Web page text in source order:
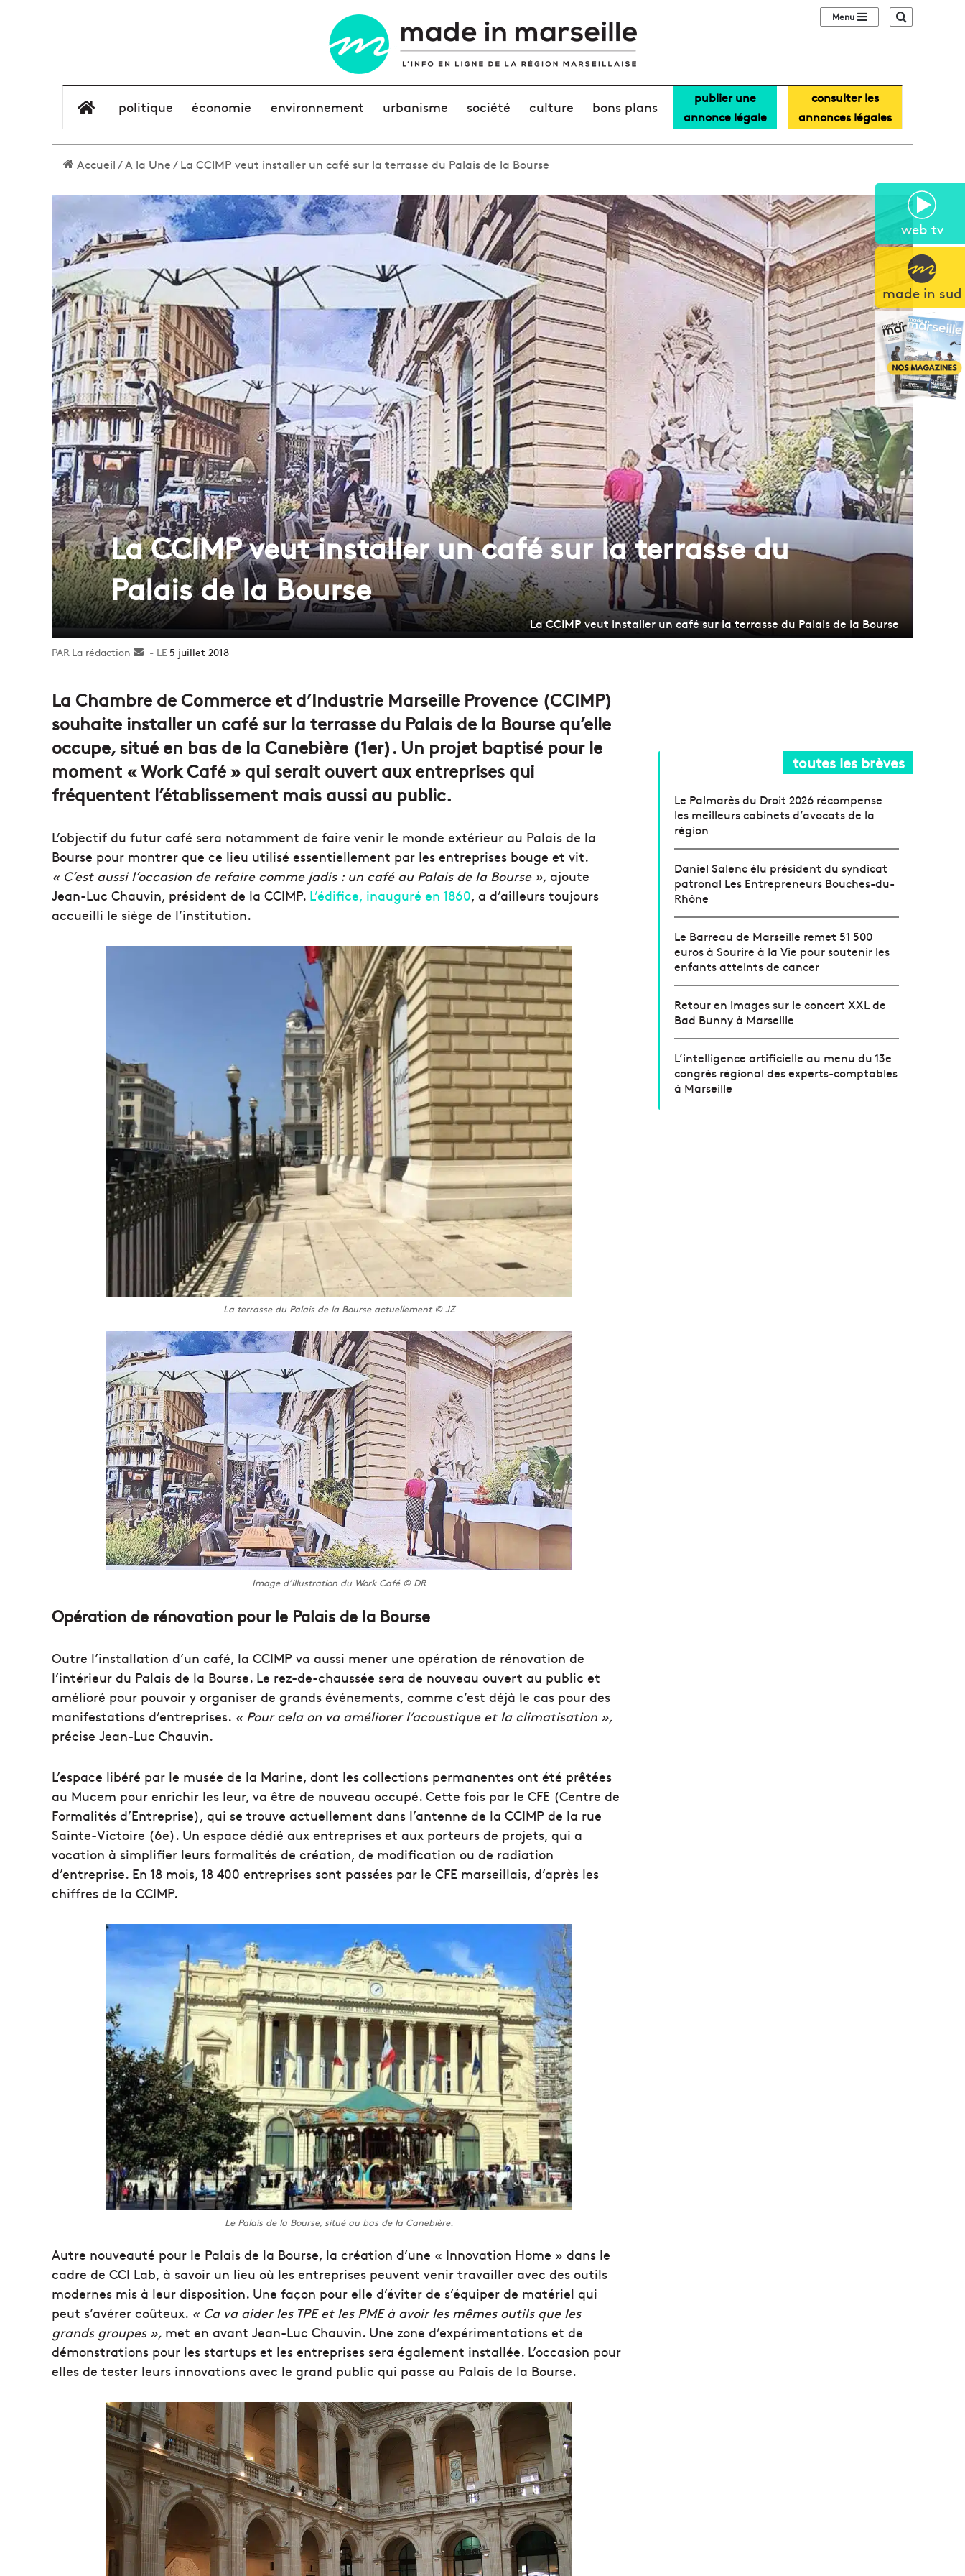
web tv
made in sud
Sidebar (barre
élément de menu
politique économie environnement urbanisme société culture bons plans
publier une
annonce légale
consulter les
annonces légales
Accueil/A la Une/La CCIMP veut installer un café sur la terrasse du Palais de la Bourse
La CCIMP veut installer un café sur la terrasse du
Palais de la Bourse
La CCIMP veut installer un café sur la terrasse du Palais de la Bourse
La rédaction
Envoyer5 juillet 2018
La Chambre de Commerce et d’Industrie Marseille Provence (CCIMP)
souhaite installer un café sur la terrasse du Palais de la Bourse qu’elle
occupe, situé en bas de la Canebière (1er). Un projet baptisé pour le
moment « Work Café » qui serait ouvert aux entreprises qui
fréquentent l’établissement mais aussi au public.
L’objectif du futur café sera notamment de faire venir le monde extérieur au Palais de la
Bourse pour montrer que ce lieu utilisé essentiellement par les entreprises bouge et vit.
« C’est aussi l’occasion de refaire comme jadis : un café au Palais de la Bourse », ajoute
Jean-Luc Chauvin, président de la CCIMP. L’édifice, inauguré en 1860, a d’ailleurs toujours
accueilli le siège de l’institution.
La terrasse du Palais de la Bourse actuellement © JZ
Image d’illustration du Work Café © DR
Opération de rénovation pour le Palais de la Bourse
Outre l’installation d’un café, la CCIMP va aussi mener une opération de rénovation de
l’intérieur du Palais de la Bourse. Le rez-de-chaussée sera de nouveau ouvert au public et
amélioré pour pouvoir y organiser de grands événements, comme c’est déjà le cas pour des
manifestations d’entreprises. « Pour cela on va améliorer l’acoustique et la climatisation »,
précise Jean-Luc Chauvin.
L’espace libéré par le musée de la Marine, dont les collections permanentes ont été prêtées
au Mucem pour enrichir les leur, va être de nouveau occupé. Cette fois par le CFE (Centre de
Formalités d’Entreprise), qui se trouve actuellement dans l’antenne de la CCIMP de la rue
Sainte-Victoire (6e). Un espace dédié aux entreprises et aux porteurs de projets, qui a
vocation à simplifier leurs formalités de création, de modification ou de radiation
d’entreprise. En 18 mois, 18 400 entreprises sont passées par le CFE marseillais, d’après les
chiffres de la CCIMP.
Le Palais de la Bourse, situé au bas de la Canebière.
Autre nouveauté pour le Palais de la Bourse, la création d’une « Innovation Home » dans le
cadre de CCI Lab, à savoir un lieu où les entreprises peuvent venir travailler avec des outils
modernes mis à leur disposition. Une façon pour elle d’éviter de s’équiper de matériel qui
peut s’avérer coûteux. « Ca va aider les TPE et les PME à avoir les mêmes outils que les
grands groupes », met en avant Jean-Luc Chauvin. Une zone d’expérimentations et de
démonstrations pour les startups et les entreprises sera également installée. L’occasion pour
elles de tester leurs innovations avec le grand public qui passe au Palais de la Bourse.
toutes les brèves
Le Palmarès du Droit 2026 récompense
les meilleurs cabinets d’avocats de la
région
Daniel Salenc élu président du syndicat
patronal Les Entrepreneurs Bouches-du-
Rhône
Le Barreau de Marseille remet 51 500
euros à Sourire à la Vie pour soutenir les
enfants atteints de cancer
Retour en images sur le concert XXL de
Bad Bunny à Marseille
L’intelligence artificielle au menu du 13e
congrès régional des experts-comptables
à Marseille